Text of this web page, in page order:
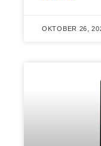
OKTOBER 26,